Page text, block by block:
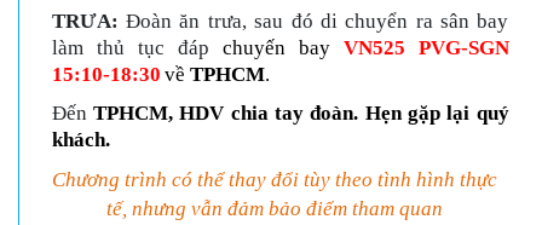
TRƯA: Đoàn ăn trưa, sau đó di chuyển ra sân bay
làm thủ tục đáp chuyến bay
VN525 PVG-SGN
15:10-18:30 về TPHCM.
Đến TPHCM, HDV chia tay đoàn. Hẹn gặp lại quý
khách.
Chương trình có thể thay đổi tùy theo tình hình thực
tế, nhưng vẫn đảm bảo điểm tham quan